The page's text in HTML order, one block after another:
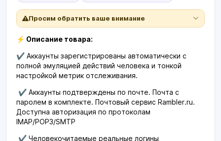
Просим обратить ваше внимание
⚡ Описание товара:
✔️ Аккаунты зарегистрированы автоматически с
полной эмуляцией действий человека и тонкой
настройкой метрик отслеживания.
✔️ Аккаунты подтверждены по почте. Почта с
паролем в комплекте. Почтовый сервис Rambler.ru.
Доступна авторизация по протоколам
IMAP/POP3/SMTP
✔️ Человекочитаемые реальные логины